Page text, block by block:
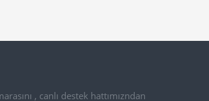
, canlı destek hattımızndan